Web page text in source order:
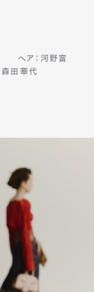
ヘア：河野富
森田華代